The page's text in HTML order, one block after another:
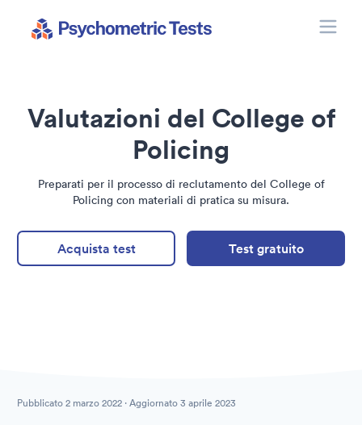
Valutazioni del College of
Policing
Preparati per il processo di reclutamento del College of
Policing con materiali di pratica su misura.
Acquista test Test gratuito
Pubblicato2 marzo 2022 · Aggiornato3 aprile 2023